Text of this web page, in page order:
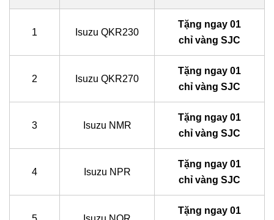
1 Isuzu QKR230
Tặng ngay 01
chỉ vàng SJC
2 Isuzu QKR270
Tặng ngay 01
chỉ vàng SJC
3 Isuzu NMR
Tặng ngay 01
chỉ vàng SJC
4 Isuzu NPR
Tặng ngay 01
chỉ vàng SJC
Tặng ngay 01